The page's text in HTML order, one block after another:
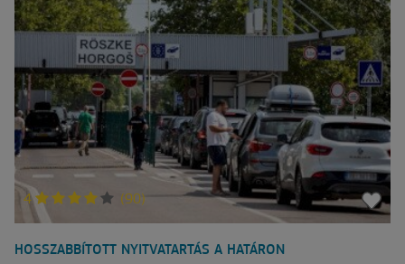
4 (90)
HOSSZABBÍTOTT NYITVATARTÁS A HATÁRON